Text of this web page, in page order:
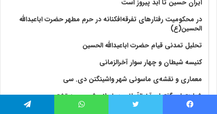
ایران حسین تا ابد پیروز است
در محکومیت رفتارهای تفرقه‌افکنانه در حرم مطهر حضرت اباعبدالله
الحسین(ع)
تحلیل تمدنی قیام حضرت اباعبدالله الحسین
کنیسه شیطان و چهار سوار آخرالزمانی
معماری و نقشه‌ی ماسونی شهر واشينگتن دی. سی
شباهتهای گفتمان آخر‌الزّمانی در اسلام شیعی و زرتشتی